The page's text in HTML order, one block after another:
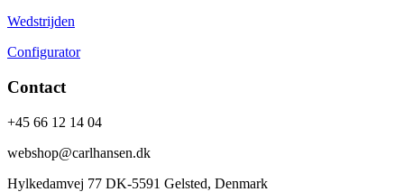
Wedstrijden
Configurator
Contact
+45 66 12 14 04
webshop@carlhansen.dk
Hylkedamvej 77 DK-5591 Gelsted, Denmark